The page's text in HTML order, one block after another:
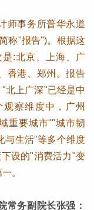
师事务所普华永道
称"报告")。根据这
:北京、上海、广
香港、郑州。报告
北上广深"已经是中
察维度中，广州
重要城市""城市韧
与生活"等多个维度
设的"消费活力"变
。
常务副院长张强：